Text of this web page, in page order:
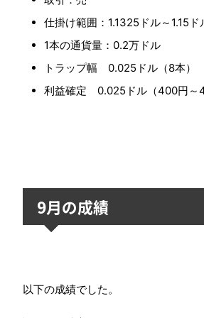
仕掛け範囲：1.1325ドル～1.15ド
1本の通貨量：0.2万ドル
トラップ幅 0.025ドル（8本）
利益確定 0.025ドル（400円～
9月の成績
以下の成績でした。